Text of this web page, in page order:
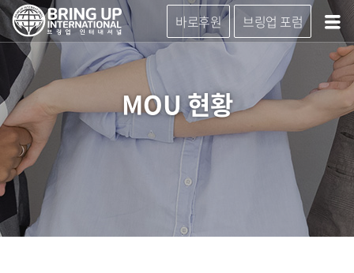
바로후원 브링업 포럼
MOU 현황